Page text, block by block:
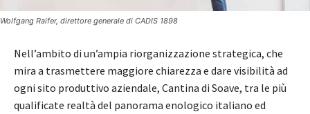
Wolfgang Raifer, direttore generale di CADIS 1898
Nell’ambito di un’ampia riorganizzazione strategica, che
mira a trasmettere maggiore chiarezza e dare visibilità ad
ogni sito produttivo aziendale, Cantina di Soave, tra le più
qualificate realtà del panorama enologico italiano ed